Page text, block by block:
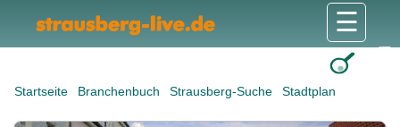
Startseite Branchenbuch Strausberg-Suche Stadtplan
☰